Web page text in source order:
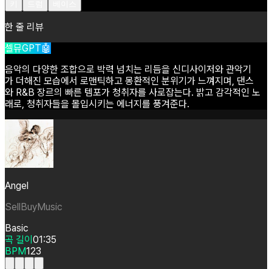
한 줄 리뷰
셀뮤GPT🤖
음악의 다양한 조합으로 박력 넘치는 리듬을 신디사이저와 관악기
가 더해진 모습에서 로맨틱하고 몽환적인 분위기가 느껴지며, 댄스
와 R&B 장르의 빠른 템포가 청취자를 사로잡는다. 밝고 감각적인 노
래로, 청취자들을 몰입시키는 에너지를 풍겨준다.
Angel
SellBuyMusic
Basic
곡 길이 01:35
BPM123